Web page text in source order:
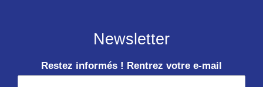
Newsletter
Restez informés ! Rentrez votre e-mail